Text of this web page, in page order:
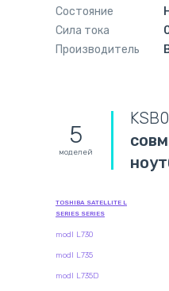
Состояние
Сила тока
Производитель
5
моделей
TOSHIBA SATELLITE L
SERIES SERIES
modl L730
modl L735
modl L735D